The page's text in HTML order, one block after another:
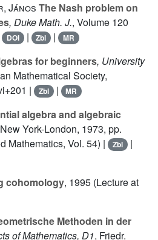
János The Nash problem on
, Duke Math. J., Volume 120
DOI | Zbl | MR
for beginners, University
Mathematical Society,
|
Zbl | MR
algebra and algebraic
York-London, 1973, pp.
Mathematics, Vol. 54) |
Zbl |
cohomology, 1995 (Lecture at
Methoden in der
of Mathematics, D1, Friedr.